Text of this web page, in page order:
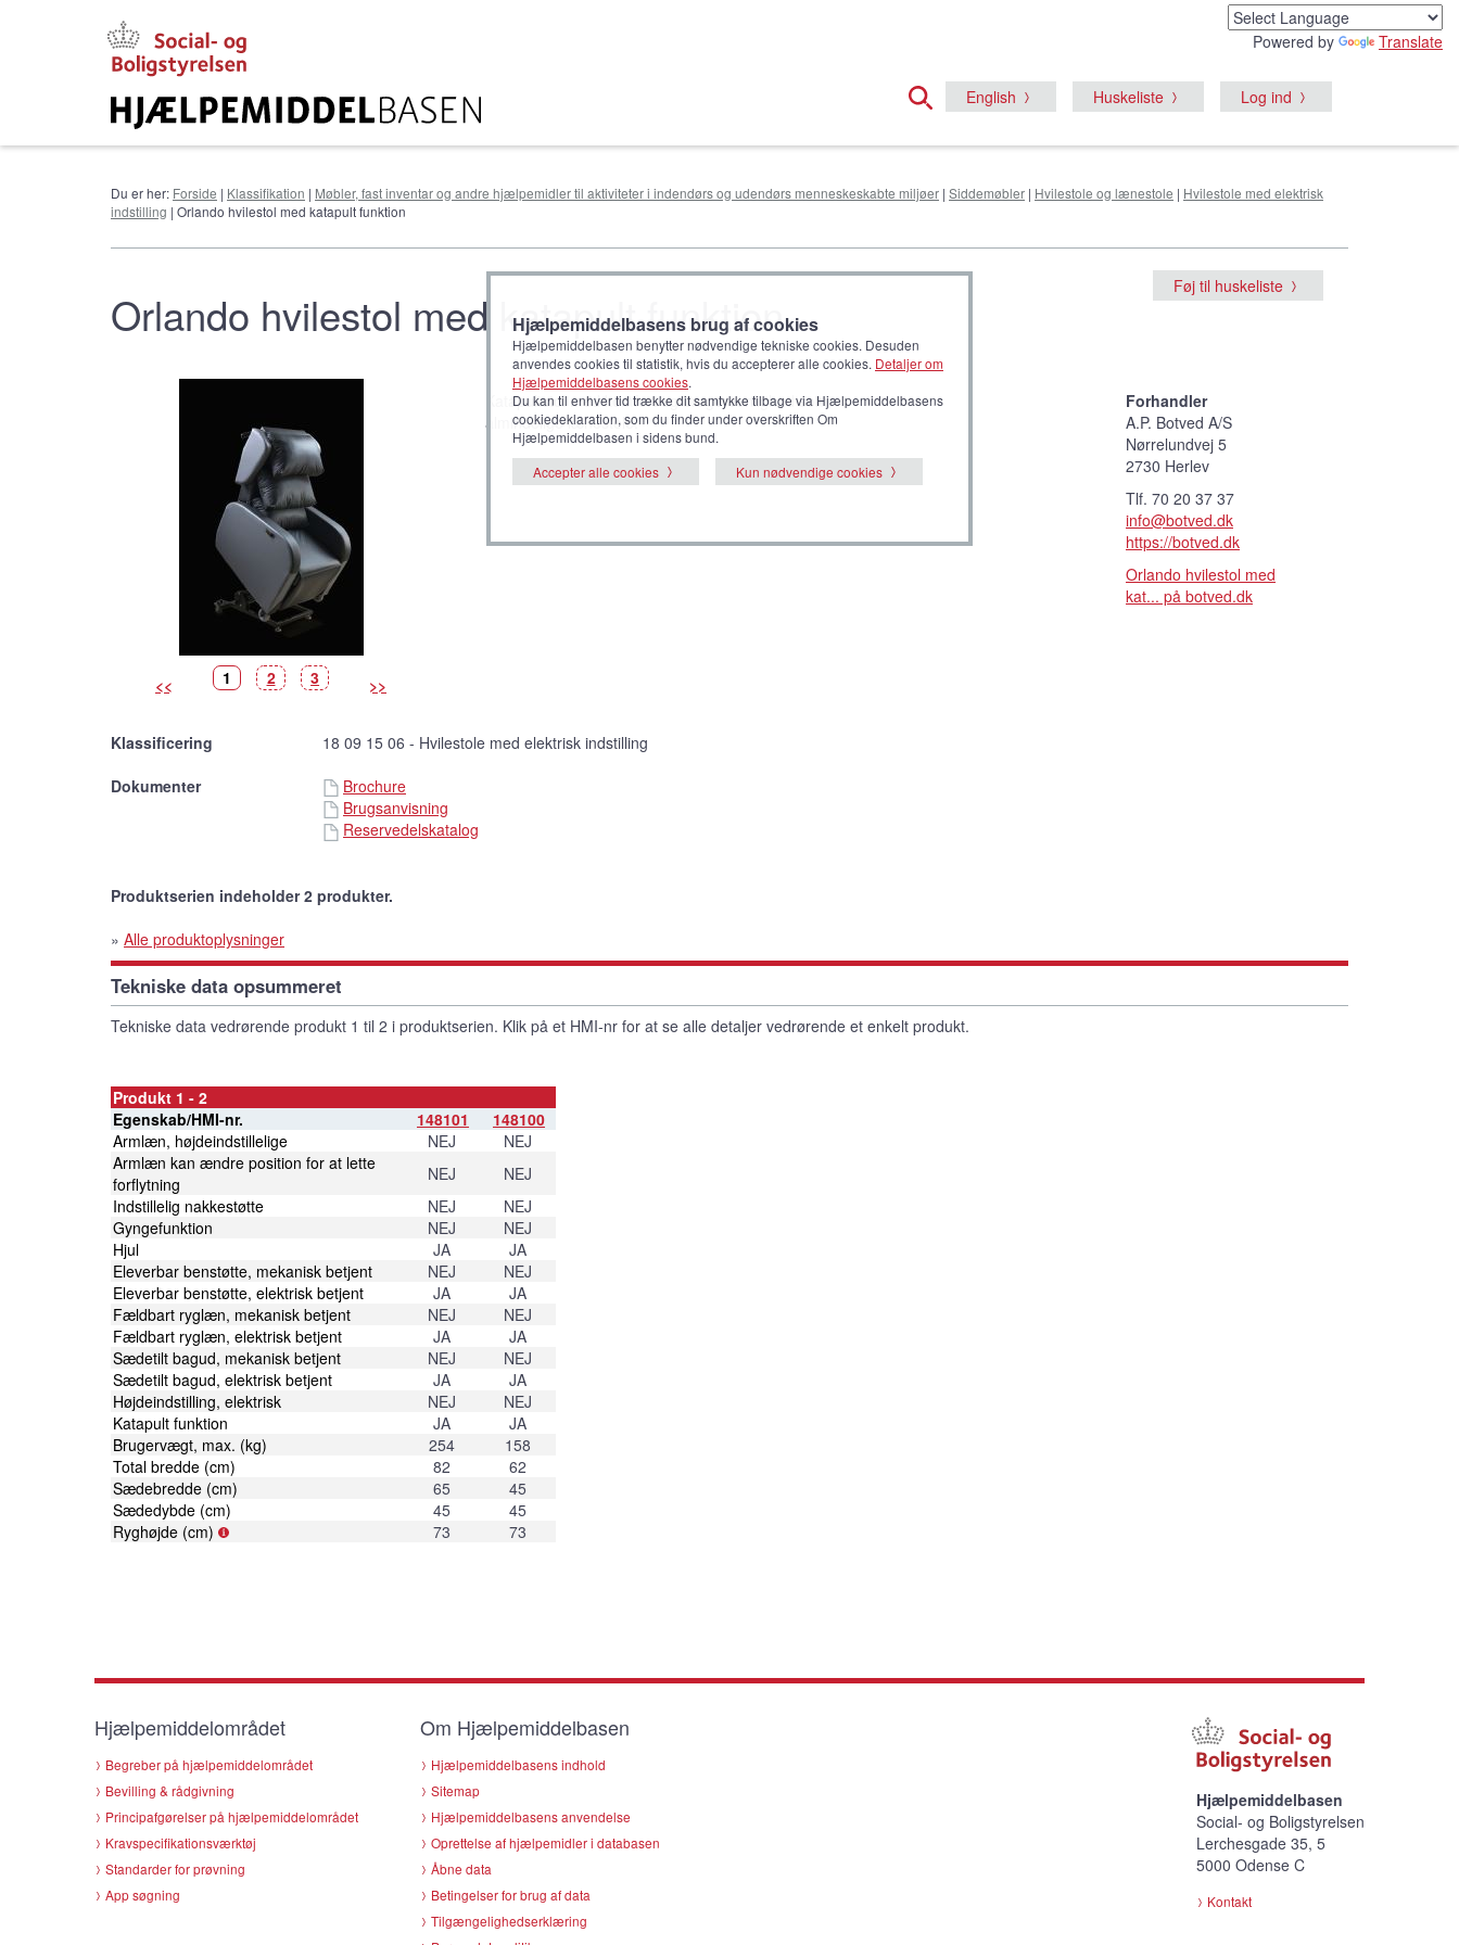
Powered by Translate
English Huskeliste Log ind
Du er her: Forside | Klassifikation | Møbler, fast inventar og andre hjælpemidler til aktiviteter i indendørs og udendørs menneskeskabte miljøer | Siddemøbler | Hvilestole og lænestole | Hvilestole med elektrisk
indstilling | Orlando hvilestol med katapult funktion
Orlando hvilestol med katapult funktion Føj til huskeliste
<< >>
Billede
1 (Vist
billede)
Billede
2 Billede
3
Katapultstol med komfort og brugervenlighed som
almindelige lænestole.
Forhandler
A.P. Botved A/S
Nørrelundvej 5
2730 Herlev
Tlf. 70 20 37 37
info@botved.dk
https://botved.dk
Orlando hvilestol med
kat... på botved.dk
Klassificering
18 09 15 06 - Hvilestole med elektrisk indstilling
Dokumenter
Brochure
Brugsanvisning
Reservedelskatalog
Produktserien indeholder 2 produkter.
» Alle produktoplysninger
Tekniske data opsummeret
Tekniske data vedrørende produkt 1 til 2 i produktserien. Klik på et HMI-nr for at se alle detaljer vedrørende et enkelt produkt.
Produkt 1 - 2
Egenskab/HMI-nr.
148101
148100
Armlæn, højdeindstillelige
NEJ
NEJ
Armlæn kan ændre position for at lette
forflytning
NEJ
NEJ
Indstillelig nakkestøtte
NEJ
NEJ
Gyngefunktion
NEJ
NEJ
Hjul
JA
JA
Eleverbar benstøtte, mekanisk betjent
NEJ
NEJ
Eleverbar benstøtte, elektrisk betjent
JA
JA
Fældbart ryglæn, mekanisk betjent
NEJ
NEJ
Fældbart ryglæn, elektrisk betjent
JA
JA
Sædetilt bagud, mekanisk betjent
NEJ
NEJ
Sædetilt bagud, elektrisk betjent
JA
JA
Højdeindstilling, elektrisk
NEJ
NEJ
Katapult funktion
JA
JA
Brugervægt, max. (kg)
254
158
Total bredde (cm)
82
62
Sædebredde (cm)
65
45
Sædedybde (cm)
45
45
Ryghøjde (cm)
73 73
Hjælpemiddelområdet
Begreber på hjælpemiddelområdet
Bevilling & rådgivning
Principafgørelser på hjælpemiddelområdet
Kravspecifikationsværktøj
Standarder for prøvning
App søgning
Om Hjælpemiddelbasen
Hjælpemiddelbasens indhold
Sitemap
Hjælpemiddelbasens anvendelse
Oprettelse af hjælpemidler i databasen
Åbne data
Betingelser for brug af data
Tilgængelighedserklæring
Hjælpemiddelbasen
Social- og Boligstyrelsen
Lerchesgade 35, 5
5000 Odense C
Kontakt
Hjælpemiddelbasens brug af cookies
Hjælpemiddelbasen benytter nødvendige tekniske cookies. Desuden
anvendes cookies til statistik, hvis du accepterer alle cookies. Detaljer om
Hjælpemiddelbasens cookies.
Du kan til enhver tid trække dit samtykke tilbage via Hjælpemiddelbasens
cookiedeklaration, som du finder under overskriften Om
Hjælpemiddelbasen i sidens bund.
Accepter alle cookies
Kun nødvendige cookies